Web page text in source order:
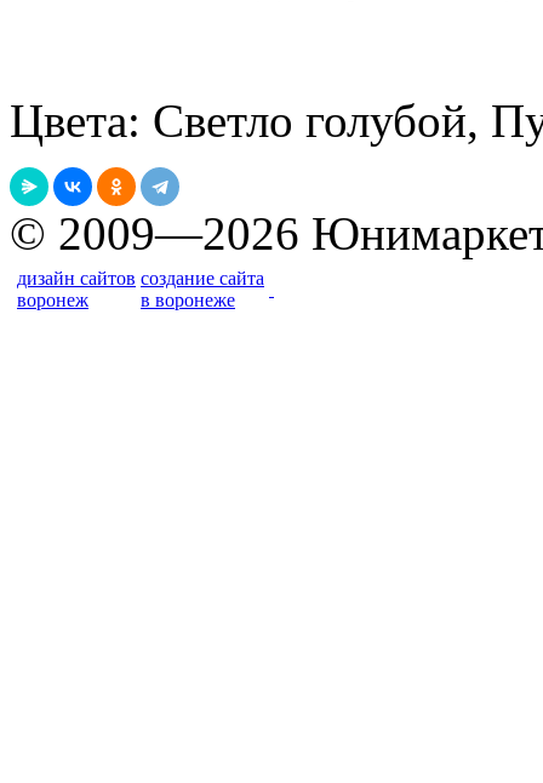
Цвета: Светло голубой,
© 2009—2026
дизайн сайтов
воронеж
создание сайта
в воронеже